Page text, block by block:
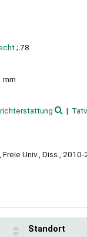
; 78
mm
Freie Univ., Diss., 2010-
Standort